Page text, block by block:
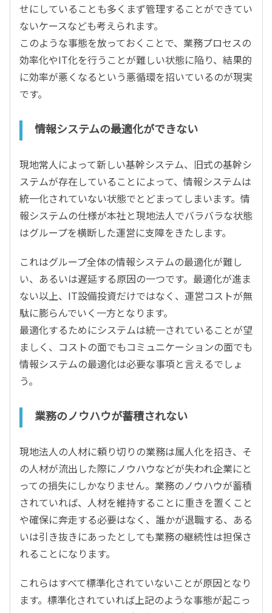
せにしていることも多くまず管理することができてい
ないケースなども考えられます。
このような事態を放っておくことで、業務プロセスの
効率化やIT化を行うことが難しい状態に陥り、結果的
に効率が悪くなるという悪循環を招いているのが現実
です。
情報システムの最適化ができない
現地常人によって新しい基幹システム、旧式の基幹シ
ステムが存在していることによって、情報システムは
統一化されていない状態でとどまってしまいます。情
報システムの仕様が本社と現地法人でバラバラな状態
はグループを横断した運営に支障をきたします。
これはグループ全体の情報システムの最適化が難し
い、あるいは遅延する原因の一つです。最適化が進ま
ない以上、IT設備投資だけではなく、運営コストが無
駄に膨らんでいく一方となります。
最適化するためにシステムは統一されていることが望
ましく、コストの面でもコミュニケーションの面でも
情報システムの最適化は必要な事項と言えるでしょ
う。
業務のノウハウが蓄積されない
現地法人の人材に頼り切りの業務は属人化を招き、そ
の人材が流出した際にノウハウなどが失われ企業にと
っての損失にしかなりません。業務のノウハウが蓄積
されていれば、人材を維持することに重きを置くこと
や確保に奔走する必要はなく、誰かが退職する、ある
いは引き抜きにあったとしても業務の継続性は担保さ
れることになります。
これらはすべて標準化されていないことが原因となり
ます。標準化されていれば上記のような事態が起こっ